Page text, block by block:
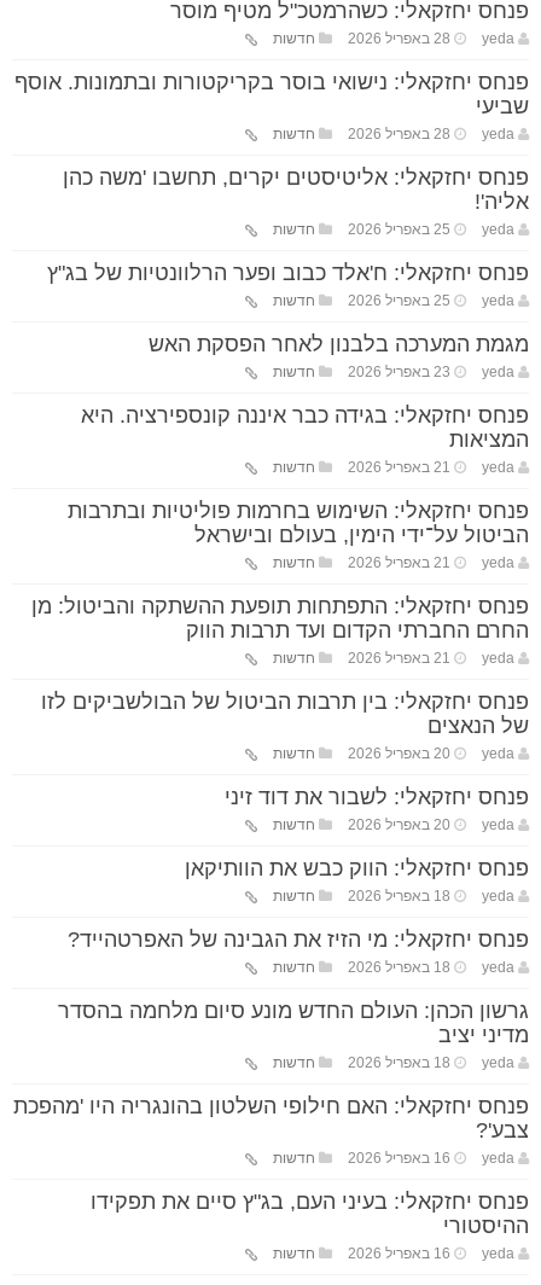
פנחס יחזקאלי: כשהרמטכ"ל מטיף מוסר
yeda 28 באפריל 2026 חדשות
פנחס יחזקאלי: נישואי בוסר בקריקטורות ובתמונות. אוסף
שביעי
yeda 28 באפריל 2026 חדשות
פנחס יחזקאלי: אליטיסטים יקרים, תחשבו 'משה כהן
אליה'!
yeda 25 באפריל 2026 חדשות
פנחס יחזקאלי: ח'אלד כבוב ופער הרלוונטיות של בג"ץ
yeda 25 באפריל 2026 חדשות
מגמת המערכה בלבנון לאחר הפסקת האש
yeda 23 באפריל 2026 חדשות
פנחס יחזקאלי: בגידה כבר איננה קונספירציה. היא
המציאות
yeda 21 באפריל 2026 חדשות
פנחס יחזקאלי: השימוש בחרמות פוליטיות ובתרבות
הביטול על־ידי הימין, בעולם ובישראל
yeda 21 באפריל 2026 חדשות
פנחס יחזקאלי: התפתחות תופעת ההשתקה והביטול: מן
החרם החברתי הקדום ועד תרבות הווק
yeda 21 באפריל 2026 חדשות
פנחס יחזקאלי: בין תרבות הביטול של הבולשביקים לזו
של הנאצים
yeda 20 באפריל 2026 חדשות
פנחס יחזקאלי: לשבור את דוד זיני
yeda 20 באפריל 2026 חדשות
פנחס יחזקאלי: הווק כבש את הוותיקאן
yeda 18 באפריל 2026 חדשות
פנחס יחזקאלי: מי הזיז את הגבינה של האפרטהייד?
yeda 18 באפריל 2026 חדשות
גרשון הכהן: העולם החדש מונע סיום מלחמה בהסדר
מדיני יציב
yeda 18 באפריל 2026 חדשות
פנחס יחזקאלי: האם חילופי השלטון בהונגריה היו 'מהפכת
צבע'?
yeda 16 באפריל 2026 חדשות
פנחס יחזקאלי: בעיני העם, בג"ץ סיים את תפקידו
ההיסטורי
yeda 16 באפריל 2026 חדשות